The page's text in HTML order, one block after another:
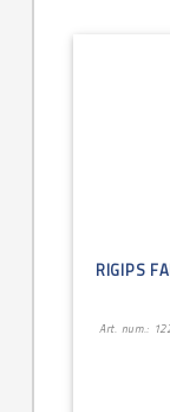
RIGIPS
Art. num.: